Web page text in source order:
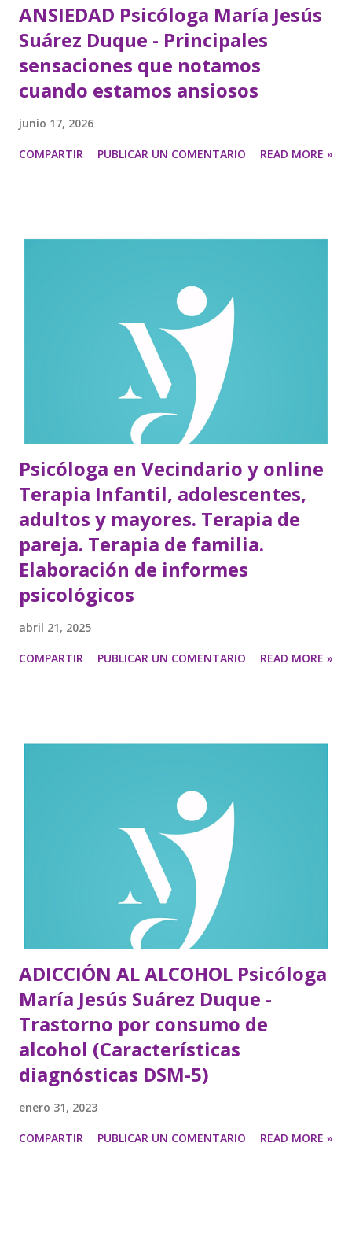
ANSIEDAD Psicóloga María Jesús
Suárez Duque - Principales
sensaciones que notamos
cuando estamos ansiosos
junio 17, 2026
COMPARTIR PUBLICAR UN COMENTARIO READ MORE »
Psicóloga en Vecindario y online
Terapia Infantil, adolescentes,
adultos y mayores. Terapia de
pareja. Terapia de familia.
Elaboración de informes
psicológicos
abril 21, 2025
COMPARTIR PUBLICAR UN COMENTARIO READ MORE »
ADICCIÓN AL ALCOHOL Psicóloga
María Jesús Suárez Duque -
Trastorno por consumo de
alcohol (Características
diagnósticas DSM-5)
enero 31, 2023
COMPARTIR PUBLICAR UN COMENTARIO READ MORE »